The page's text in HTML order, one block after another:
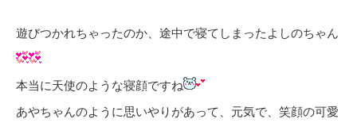
遊びつかれちゃったのか、途中で寝てしまったよしのちゃん
本当に天使のような寝顔ですね
あやちゃんのように思いやりがあって、元気で、笑顔の可愛